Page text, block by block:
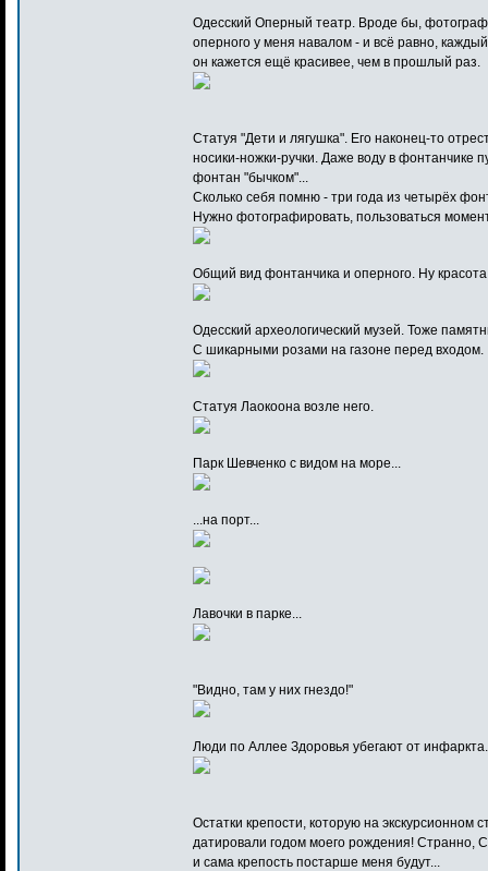
Одесский Оперный театр. Вроде бы,
оперного у меня навалом - и всё равно,
он кажется ещё красивее, чем в прошлый раз.
Статуя "Дети и лягушка". Его наконец-то
носики-ножки-ручки. Даже воду в фонтанчике
фонтан "бычком"...
Сколько себя помню - три года из четырёх
Нужно фотографировать, пользоваться
Общий вид фонтанчика и оперного. Ну
Одесский археологический музей. Тоже
С шикарными розами на газоне перед входом.
Статуя Лаокоона возле него.
Парк Шевченко с видом на море...
...на порт...
Лавочки в парке...
"Видно, там у них гнездо!"
Люди по Аллее Здоровья убегают от инфаркта.
Остатки крепости, которую на экскурсионном
датировали годом моего рождения! Странно,
и сама крепость постарше меня будут...